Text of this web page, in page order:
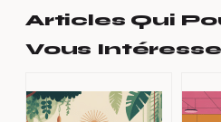
Articles Qui
Vous